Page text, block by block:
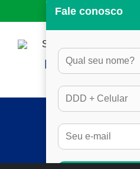
HORÁRIO DE
DAS 8H ÀS
FULL
Fale conosco